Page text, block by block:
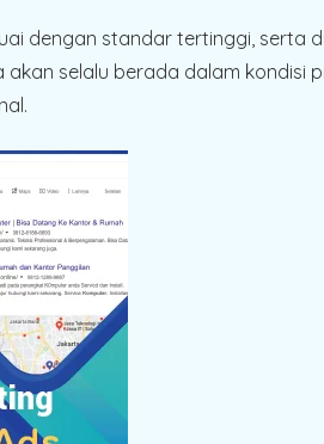
dengan standar tertinggi, serta
selalu berada dalam kondisi